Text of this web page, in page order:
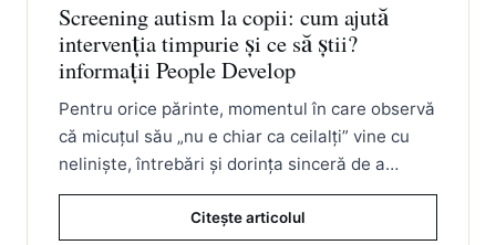
Screening autism la copii: cum ajută
intervenția timpurie și ce să știi?
informații People Develop
Pentru orice părinte, momentul în care observă
că micuțul său „nu e chiar ca ceilalți” vine cu
neliniște, întrebări și dorința sinceră de a…
Citește articolul